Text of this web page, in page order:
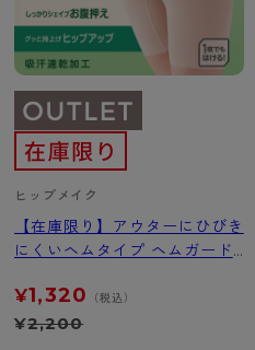
ヒップメイク
【在庫限り】アウターにひびき
にくいヘムタイプ ヘムガード
¥1,320 （税込）
¥2,200